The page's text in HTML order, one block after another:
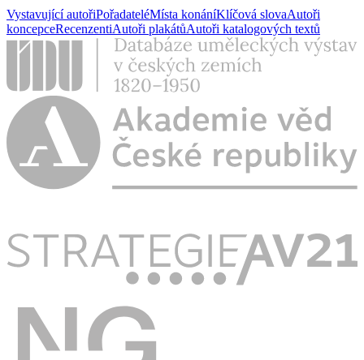
Vystavující autořiPořadateléMísta konáníKlíčová slovaAutoři
koncepceRecenzentiAutoři plakátůAutoři katalogových textů